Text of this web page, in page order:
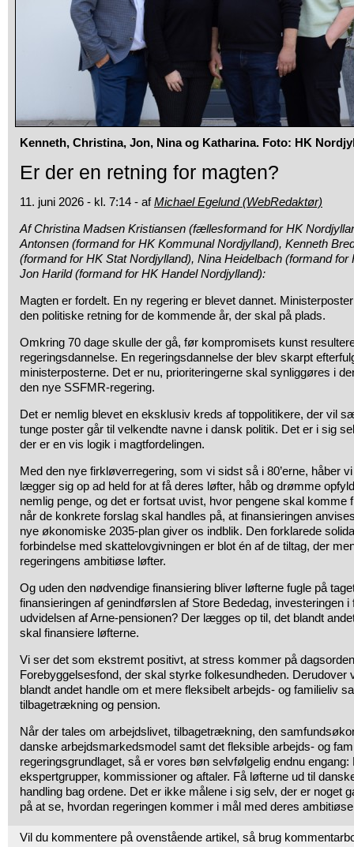
Kenneth, Christina, Jon, Nina og Katharina. Foto: HK
Er der en retning for magten?
11. juni 2026 - kl. 7:14 - afMichael Egelund (WebRedaktør)
Af Christina Madsen Kristiansen (fællesformand for HK
Antonsen (formand for HK Kommunal Nordjylland), Kenneth
(formand for HK Stat Nordjylland), Nina Heidelbach (formand for
Jon Harild (formand for HK Handel Nordjylland):
Magten er fordelt. En ny regering er blevet dannet.
den politiske retning for de kommende år, der skal på plads.
Omkring 70 dage skulle der gå, før kompromisets kunst
regeringsdannelse. En regeringsdannelse der blev skarpt
ministerposterne. Det er nu, prioriteringerne skal synliggøres i
den nye SSFMR-regering.
Det er nemlig blevet en eksklusiv kreds af toppolitikere, der vil
tunge poster går til velkendte navne i dansk politik. Det er i sig
der er en vis logik i magtfordelingen.
Med den nye firkløverregering, som vi sidst så i 80’erne, håber
lægger sig op ad held for at få deres løfter, håb og drømme
nemlig penge, og det er fortsat uvist, hvor pengene skal komme
når de konkrete forslag skal handles på, at finansieringen
nye økonomiske 2035-plan giver os indblik. Den forklarede
forbindelse med skattelovgivningen er blot én af de tiltag, der
regeringens ambitiøse løfter.
Og uden den nødvendige finansiering bliver løfterne fugle på
finansieringen af genindførslen af Store Bededag, investeringen
udvidelsen af Arne-pensionen? Der lægges op til, det blandt
skal finansiere løfterne.
Vi ser det som ekstremt positivt, at stress kommer på
Forebyggelsesfond, der skal styrke folkesundheden.
blandt andet handle om et mere fleksibelt arbejds- og familieliv
tilbagetrækning og pension.
Når der tales om arbejdslivet, tilbagetrækning, den
danske arbejdsmarkedsmodel samt det fleksible arbejds- og
regeringsgrundlaget, så er vores bøn selvfølgelig endnu
ekspertgrupper, kommissioner og aftaler. Få løfterne ud til
handling bag ordene. Det er ikke målene i sig selv, der er noget
på at se, hvordan regeringen kommer i mål med deres
Vil du kommentere på ovenstående artikel, så brug